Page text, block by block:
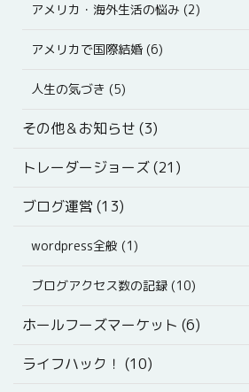
アメリカ・海外生活の悩み (2)
アメリカで国際結婚 (6)
人生の気づき (5)
その他＆お知らせ (3)
トレーダージョーズ (21)
ブログ運営 (13)
wordpress全般 (1)
ブログアクセス数の記録 (10)
ホールフーズマーケット (6)
ライフハック！ (10)